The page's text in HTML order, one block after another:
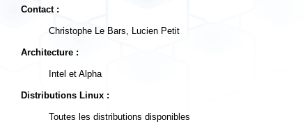
Contact :
Christophe Le Bars, Lucien Petit
Architecture :
Intel et Alpha
Distributions Linux :
Toutes les distributions disponibles